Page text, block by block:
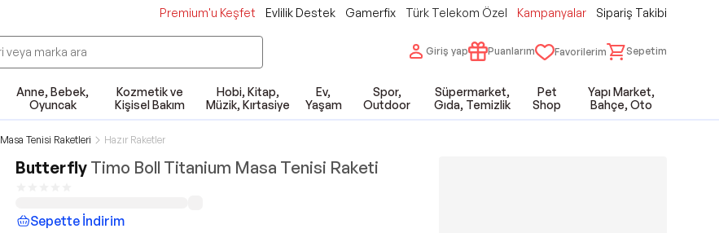
Premium'u Keşfet Evlilik Destek Gamerfix Türk Telekom Özel Kampanyalar Sipariş Takibi
Giriş yap Puanlarım Favorilerim Sepetim
Anne, Bebek,
Oyuncak
Kozmetik ve
Kişisel Bakım
Hobi, Kitap,
Müzik, Kırtasiye
Ev,
Yaşam
Spor,
Outdoor
Süpermarket,
Gıda, Temizlik
Pet
Shop
Yapı Market,
Bahçe, Oto
Masa Tenisi Raketleri Hazır Raketler
Butterfly Timo Boll Titanium Masa Tenisi Raketi
Sepette İndirim